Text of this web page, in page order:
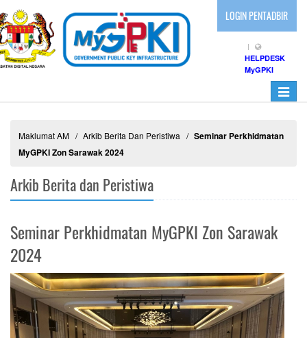
LOGIN PENTADBIR
HELPDESK
MyGPKI
Toggle
Maklumat AM Arkib Berita Dan Peristiwa
Seminar Perkhidmatan
MyGPKI Zon Sarawak 2024
Arkib Berita dan Peristiwa
Seminar Perkhidmatan MyGPKI Zon Sarawak
2024